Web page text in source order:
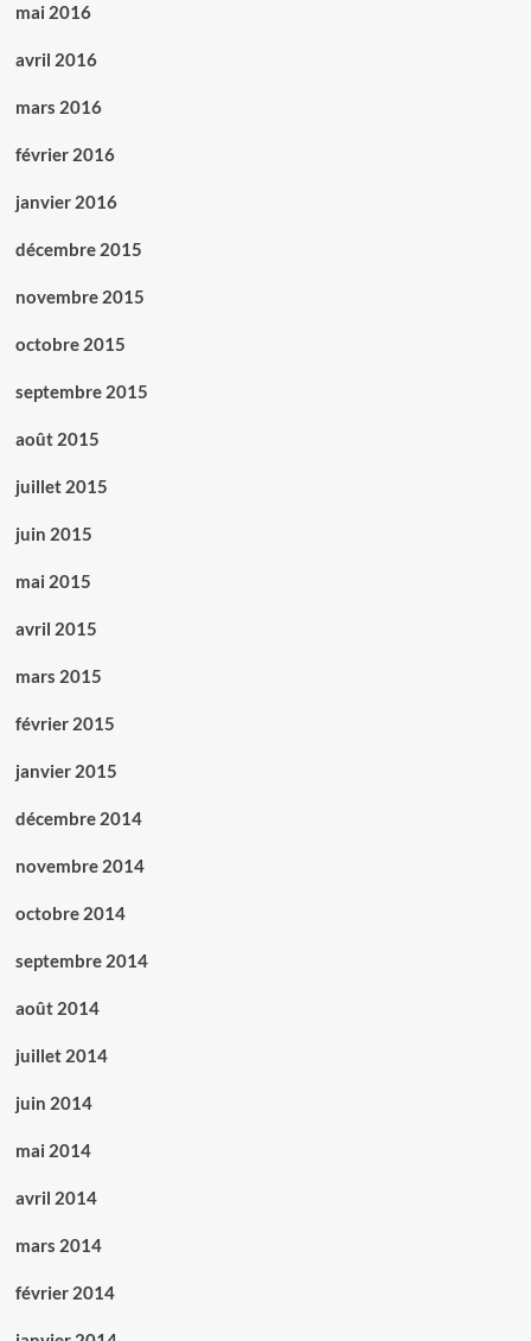
mai 2016
avril 2016
mars 2016
février 2016
janvier 2016
décembre 2015
novembre 2015
octobre 2015
septembre 2015
août 2015
juillet 2015
juin 2015
mai 2015
avril 2015
mars 2015
février 2015
janvier 2015
décembre 2014
novembre 2014
octobre 2014
septembre 2014
août 2014
juillet 2014
juin 2014
mai 2014
avril 2014
mars 2014
février 2014